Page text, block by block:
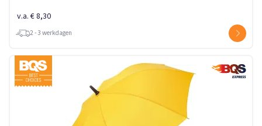
v.a. € 8,30
2 - 3 werkdagen